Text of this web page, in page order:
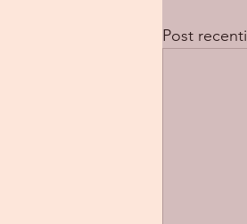
Post recenti